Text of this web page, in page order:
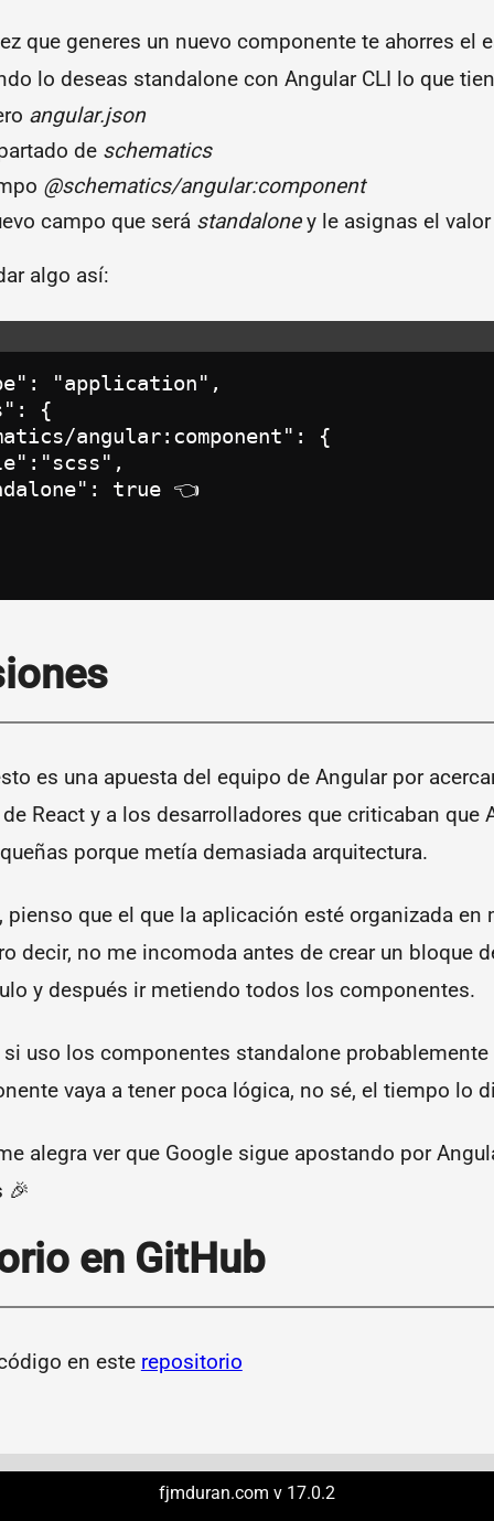
que generes un nuevo componente te ahorres el
lo deseas standalone con Angular CLI lo que
angular.json
de schematics
@schematics/angular:component
campo que será standaloney le asignas el valor
algo así:
"application",
{
angular:component": {
true 👈
es una apuesta del equipo de Angular por
React y a los desarrolladores que criticaban que
porque metía demasiada arquitectura.
pienso que el que la aplicación esté organizada en
decir, no me incomoda antes de crear un bloque
y después ir metiendo todos los componentes.
uso los componentes standalone probablemente
vaya a tener poca lógica, no sé, el tiempo lo
alegra ver que Google sigue apostando por
🎉
en GitHub
en este repositorio
fjmduran.com v 17.0.2